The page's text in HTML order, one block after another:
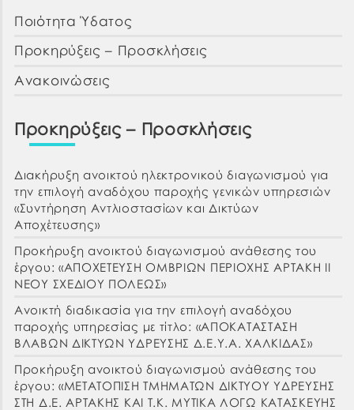
Ποιότητα Ύδατος
Προκηρύξεις – Προσκλήσεις
Ανακοινώσεις
Προκηρύξεις – Προσκλήσεις
Διακήρυξη ανοικτού ηλεκτρονικού διαγωνισμού για
την επιλογή αναδόχου παροχής γενικών υπηρεσιών
«Συντήρηση Αντλιοστασίων και Δικτύων
Αποχέτευσης»
Προκήρυξη ανοικτού διαγωνισμού ανάθεσης του
έργου: «ΑΠΟΧΕΤΕΥΣΗ ΟΜΒΡΙΩΝ ΠΕΡΙΟΧΗΣ ΑΡΤΑΚΗ ΙΙ
ΝΕΟΥ ΣΧΕΔΙΟΥ ΠΟΛΕΩΣ»
Ανοικτή διαδικασία για την επιλογή αναδόχου
παροχής υπηρεσίας με τίτλο: «ΑΠΟΚΑΤΑΣΤΑΣΗ
ΒΛΑΒΩΝ ΔΙΚΤΥΩΝ ΥΔΡΕΥΣΗΣ Δ.Ε.Υ.Α. ΧΑΛΚΙΔΑΣ»
Προκήρυξη ανοικτού διαγωνισμού ανάθεσης του
έργου: «ΜΕΤΑΤΟΠΙΣΗ ΤΜΗΜΑΤΩΝ ΔΙΚΤΥΟΥ ΥΔΡΕΥΣΗΣ
ΣΤΗ Δ.Ε. ΑΡΤΑΚΗΣ ΚΑΙ Τ.Κ. ΜΥΤΙΚΑ ΛΟΓΩ ΚΑΤΑΣΚΕΥΗΣ